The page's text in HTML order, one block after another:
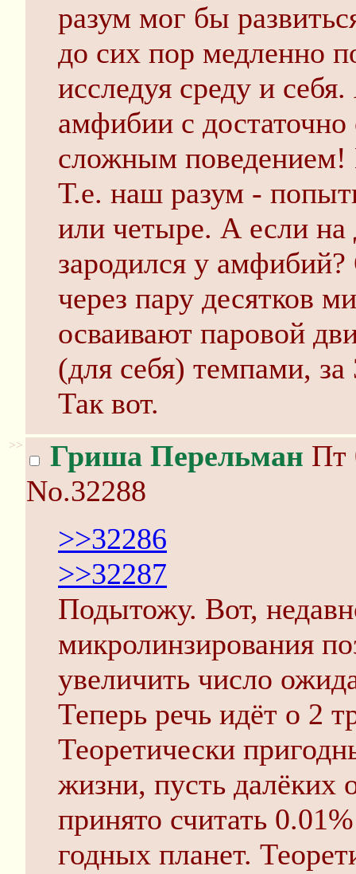
разум мог бы
до сих пор медленно
исследуя среду и
амфибии с
сложным поведением!
Т.е. наш разум -
или четыре. А если на
зародился у
через пару десятков
осваивают паровой
(для себя) темпами, за
Так вот.
>> Гриша Перельман Пт
No.32288
>>32286
>>32287
Подытожу. Вот,
микролинзирования
увеличить число
Теперь речь идёт о 2
Теоретически
жизни, пусть далёких
принято считать
годных планет.